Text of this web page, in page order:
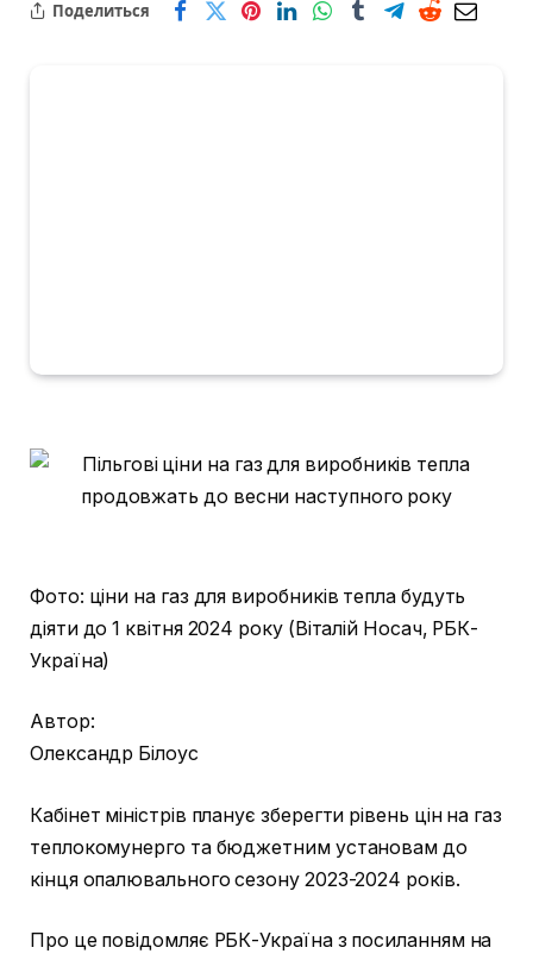
Поделиться
Фото: ціни на газ для виробників тепла будуть
діяти до 1 квітня 2024 року (Віталій Носач, РБК-
Україна)
Автор:
Олександр Білоус
Кабінет міністрів планує зберегти рівень цін на газ
теплокомунерго та бюджетним установам до
кінця опалювального сезону 2023-2024 років.
Про це повідомляє РБК-Україна з посиланням на